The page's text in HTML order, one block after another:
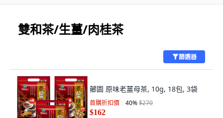
雙和茶/生薑/肉桂茶
篩選器
薌園 原味老薑母茶, 10g, 18包, 3袋
首購折扣價 40%$270
$162